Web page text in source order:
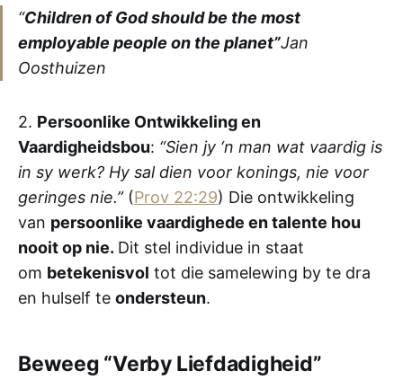
“Children of God should be the most
employable people on the planet”Jan
Oosthuizen
2. Persoonlike Ontwikkeling en
Vaardigheidsbou: “Sien jy ‘n man wat vaardig is
in sy werk? Hy sal dien voor konings, nie voor
geringes nie.”(Prov 22:29) Die ontwikkeling
van persoonlike vaardighede en talente hou
nooit op nie. Dit stel individue in staat
om betekenisvol tot die samelewing by te dra
en hulself te ondersteun.
Beweeg “Verby Liefdadigheid”